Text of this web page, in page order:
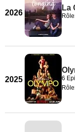
2026
La
2025 6